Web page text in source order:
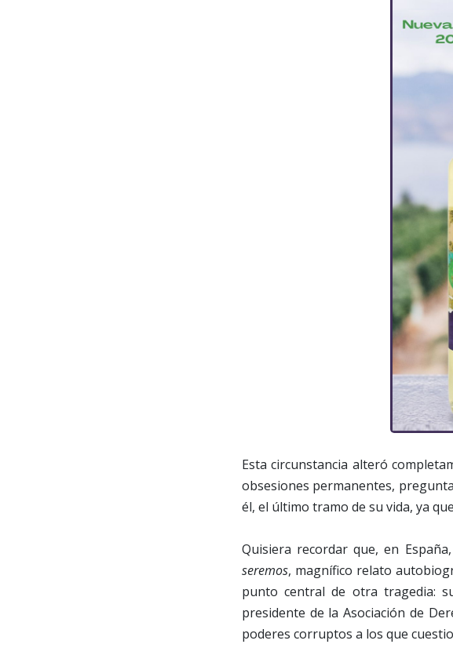
Esta circunstancia alteró
obsesiones permanentes,
él, el último tramo de su vida, ya
Quisiera recordar que, en
seremos, magnífico relato
punto central de otra tragedia:
presidente de la Asociación de
poderes corruptos a los que